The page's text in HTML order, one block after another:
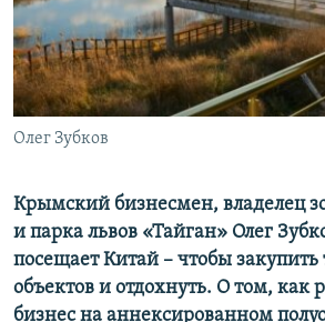
ПОБЕДИТЕЛЕЙ НЕ СУДЯТ?
КРЫМ.НЕПОКОРЕННЫЙ
ELIFBE
УКРАИНСКАЯ ПРОБЛЕМА КРЫМА
ПРИСОЕДИНЯЙТЕСЬ!
Олег Зубков
Крымский бизнесмен, владелец
и парка львов «Тайган» Олег
посещает Китай – чтобы закупить
объектов и отдохнуть. О том, как
бизнес на аннексированном